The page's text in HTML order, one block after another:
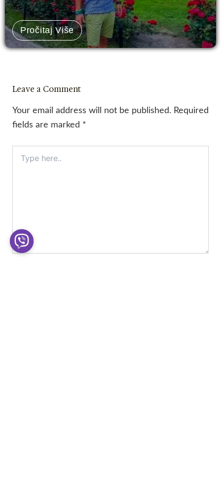
Pročitaj Više
Leave a Comment
Your email address will not be published. Required
fields are marked *
here..